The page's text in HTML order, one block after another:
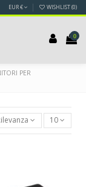
EUR € WISHLIST (0)
0
PER
10